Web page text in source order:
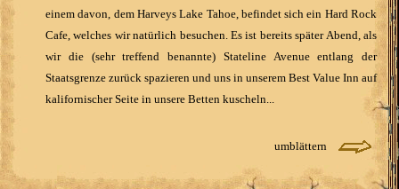
einem davon, dem Harveys Lake Tahoe, befindet sich ein Hard Rock
Cafe, welches wir natürlich besuchen. Es ist bereits später Abend, als
wir die (sehr treffend benannte) Stateline Avenue entlang der
Staatsgrenze zurück spazieren und uns in unserem Best Value Inn auf
kalifornischer Seite in unsere Betten kuscheln...
umblättern